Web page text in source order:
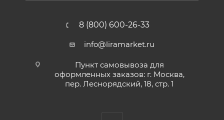
8 (800) 600-26-33
info@liramarket.ru
Пункт самовывоза для
оформленных заказов: г. Москва,
пер. Леснорядский, 18, стр. 1